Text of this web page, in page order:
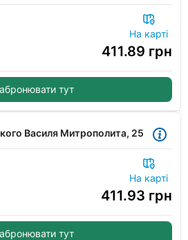
На карті
411.89 грн
тут
Василя Митрополита, 25
На карті
411.93 грн
тут